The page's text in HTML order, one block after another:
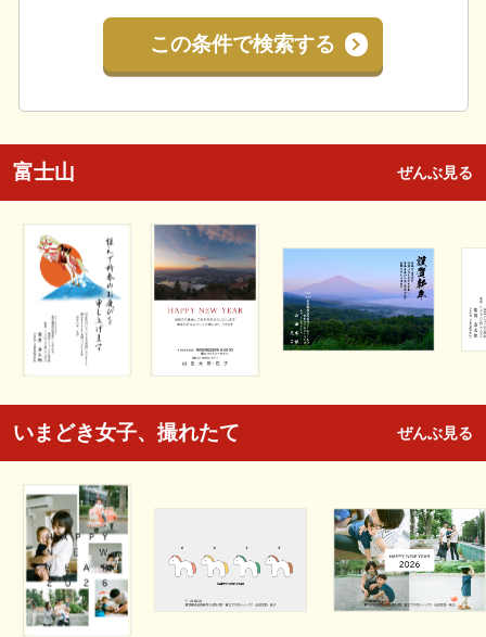
この条件で検索する
富士山 ぜんぶ見る
いまどき女子、撮れたて ぜんぶ見る